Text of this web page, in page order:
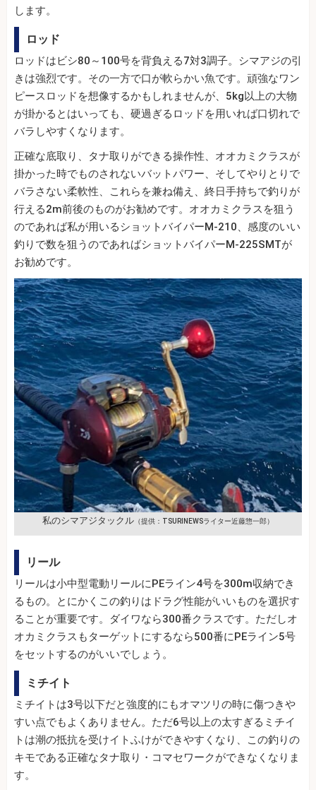
します。
ロッド
ロッドはビシ80～100号を背負える7対3調子。シマアジの引
きは強烈です。その一方で口が軟らかい魚です。頑強なワン
ピースロッドを想像するかもしれませんが、5kg以上の大物
が掛かるとはいっても、硬過ぎるロッドを用いれば口切れで
バラしやすくなります。
正確な底取り、タナ取りができる操作性、オオカミクラスが
掛かった時でものされないバットパワー、そしてやりとりで
バラさない柔軟性、これらを兼ね備え、終日手持ちで釣りが
行える2m前後のものがお勧めです。オオカミクラスを狙う
のであれば私が用いるショットバイパーM-210、感度のいい
釣りで数を狙うのであればショットバイパーM-225SMTが
お勧めです。
私のシマアジタックル （提供：TSURINEWSライター近藤惣一郎）
リール
リールは小中型電動リールにPEライン4号を300m収納でき
るもの。とにかくこの釣りはドラグ性能がいいものを選択す
ることが重要です。ダイワなら300番クラスです。ただしオ
オカミクラスもターゲットにするなら500番にPEライン5号
をセットするのがいいでしょう。
ミチイト
ミチイトは3号以下だと強度的にもオマツリの時に傷つきや
すい点でもよくありません。ただ6号以上の太すぎるミチイ
トは潮の抵抗を受けイトふけができやすくなり、この釣りの
キモである正確なタナ取り・コマセワークができなくなりま
す。